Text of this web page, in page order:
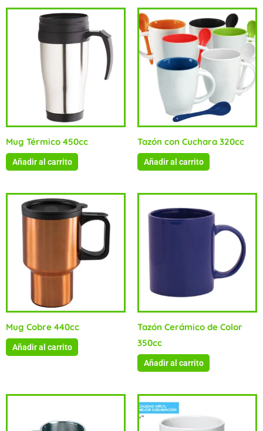
Mug Térmico 450cc
Añadir al carrito
Tazón con Cuchara 320cc
Añadir al carrito
Mug Cobre 440cc
Añadir al carrito
Tazón Cerámico de Color
350cc
Añadir al carrito